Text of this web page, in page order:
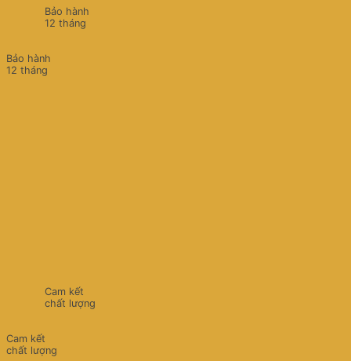
Bảo hành
12 tháng
Cam kết
chất lượng
Bảo hành
12 tháng
Cam kết
chất lượng